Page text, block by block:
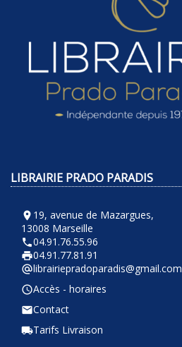
LIBRAIRIE PRADO PARADIS
room 19, avenue de Mazargues,
13008 Marseille
phone04.91.76.55.96
local_printshop04.91.77.81.91
alternate_emaillibrairiepradoparadis@gmail.com
query_builderAccès - horaires
emailContact
local_shippingTarifs Livraison